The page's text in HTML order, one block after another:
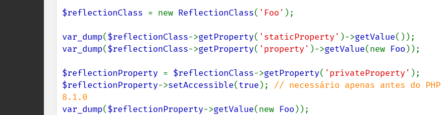
$reflectionClass = new ReflectionClass( 'Foo' );
var_dump($reflectionClass->getProperty( 'staticProperty' )->getValue
var_dump($reflectionClass->getProperty( 'property' )->getValue(new Foo ));
$reflectionProperty = $reflectionClass->getProperty( 'privateProperty'
$reflectionProperty->setAccessible(true ); // necessário apenas antes do PHP
var_dump($reflectionProperty->getValue(new Foo